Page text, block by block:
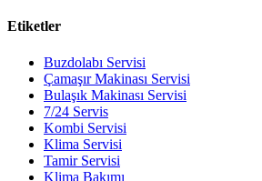
Etiketler
Buzdolabı Servisi
Çamaşır Makinası Servisi
Bulaşık Makinası Servisi
7/24 Servis
Kombi Servisi
Klima Servisi
Tamir Servisi
Klima Bakımı